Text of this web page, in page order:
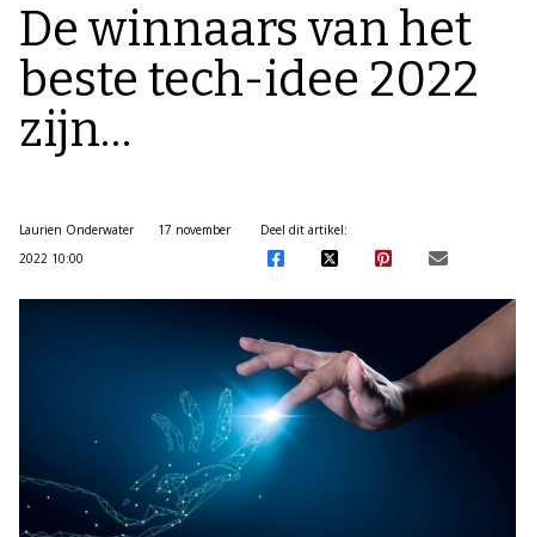
De winnaars van het
beste tech-idee 2022
zijn…
Laurien Onderwater
17 november
2022 10:00
Deel dit artikel: